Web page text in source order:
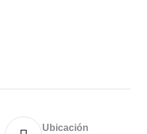
Ubicación